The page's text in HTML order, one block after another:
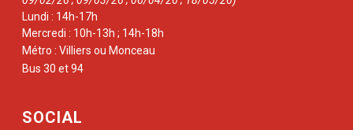
Lundi : 14h-17h
Mercredi : 10h-13h ; 14h-18h
Métro : Villiers ou Monceau
Bus 30 et 94
SOCIAL